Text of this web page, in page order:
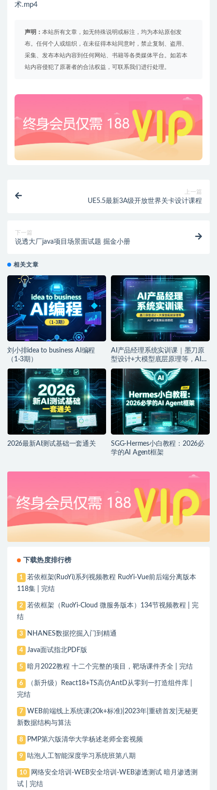
术.mp4
声明： 本站所有文章，如无特殊说明或标注，均为本站原创发
布。任何个人或组织，在未征得本站同意时，禁止复制、盗用、
采集、发布本站内容到任何网站、书籍等各类媒体平台。如若本
站内容侵犯了原著者的合法权益，可联系我们进行处理。
上一篇
UE5.5最新3A级开放世界关卡设计课程
下一篇
说透大厂java项目场景面试题 掘金小册
相关文章
刘小排idea to business AI编程
（1-3期）
AI产品经理系统实训课｜墨刀原
型设计+大模型底层原理等，AI产
品落地实战教程
2026最新AI测试基础一套通关
SGG-Hermes小白教程：2026必
学的AI Agent框架
下载热度排行榜
1
若依框架(RuoYi)系列视频教程 RuoYi-Vue前后端分离版本
118集 | 完结
2
若依框架（RuoYi-Cloud 微服务版本）134节视频教程 | 完
结
3 NHANES数据挖掘入门到精通
4 Java面试指北PDF版
5 暗月2022教程 十二个完整的项目，靶场课件齐全 | 完结
6
（新升级）React18+TS高仿AntD从零到一打造组件库 |
完结
7
WEB前端线上系统课(20k+标准)|2023年|重磅首发|无秘更
新数据结构与算法
8 PMP第六版清华大学杨述老师全套视频
9 咕泡人工智能深度学习系统班第八期
10
网络安全培训-WEB安全培训-WEB渗透测试 暗月渗透测
试 | 完结